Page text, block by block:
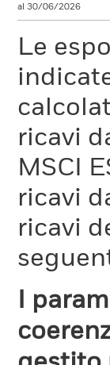
al 30/06/2026
Le
ricavi
MSCI
ricavi
ricavi
I